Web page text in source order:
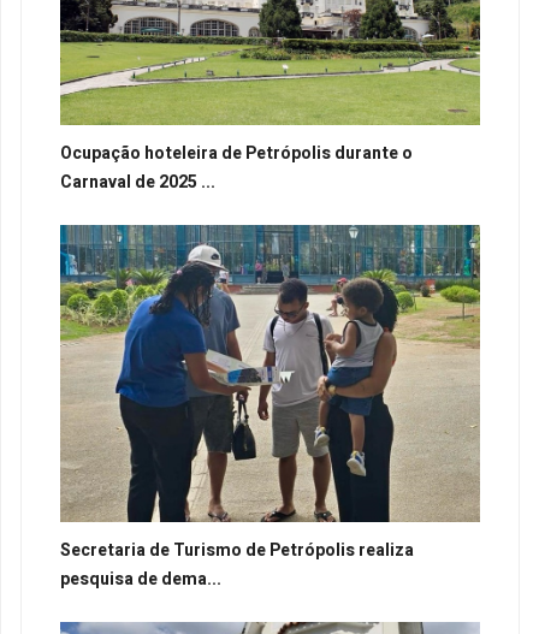
Ocupação hoteleira de Petrópolis durante o
Carnaval de 2025 ...
Secretaria de Turismo de Petrópolis realiza
pesquisa de dema...